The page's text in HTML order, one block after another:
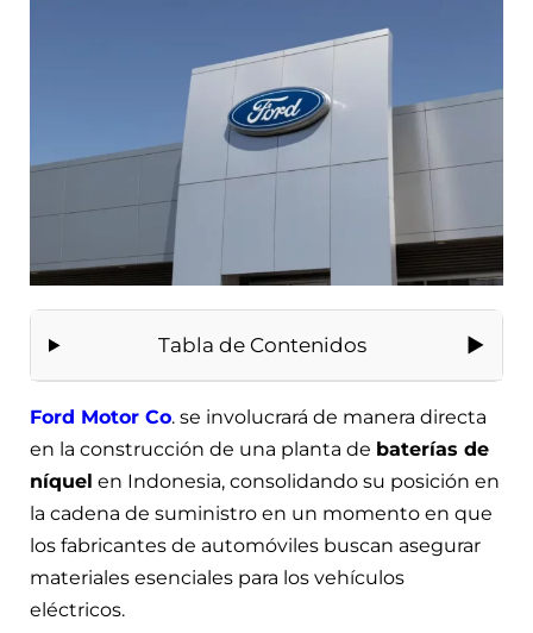
Tabla de Contenidos
Ford Motor Co. se involucrará de manera directa
en la construcción de una planta de baterías de
níquel en Indonesia, consolidando su posición en
la cadena de suministro en un momento en que
los fabricantes de automóviles buscan asegurar
materiales esenciales para los vehículos
eléctricos.